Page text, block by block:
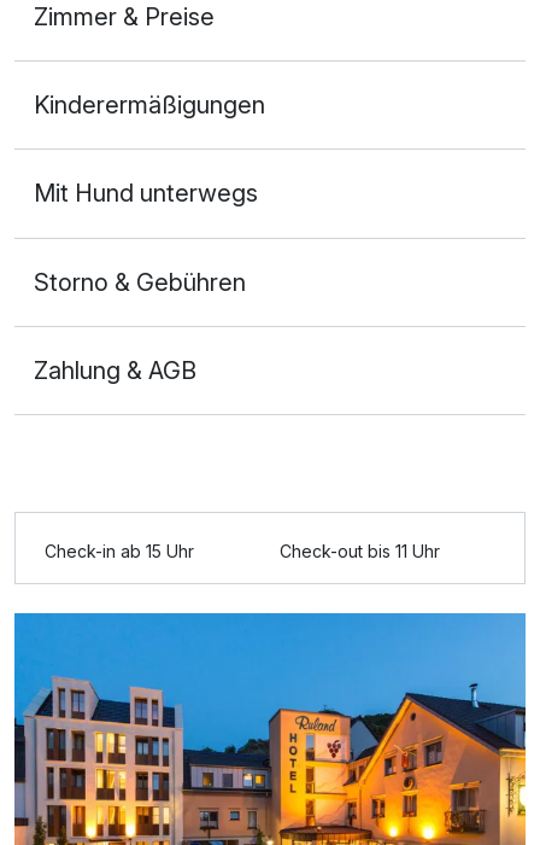
Zimmer & Preise
2 Erwachsene und 1 Kind
Doppelzimmer Komfort
Kinderermäßigungen
Mit Hund unterwegs
Storno & Gebühren
Zahlung & AGB
Check-in ab 15 Uhr Check-out bis 11 Uhr